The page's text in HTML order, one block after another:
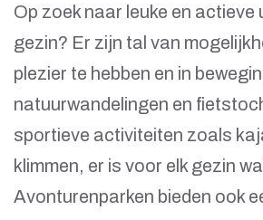
Op zoek naar leuke en actieve
gezin? Er zijn tal van
plezier te hebben en in
natuurwandelingen en
sportieve activiteiten zoals
klimmen, er is voor elk gezin
Avonturenparken bieden ook